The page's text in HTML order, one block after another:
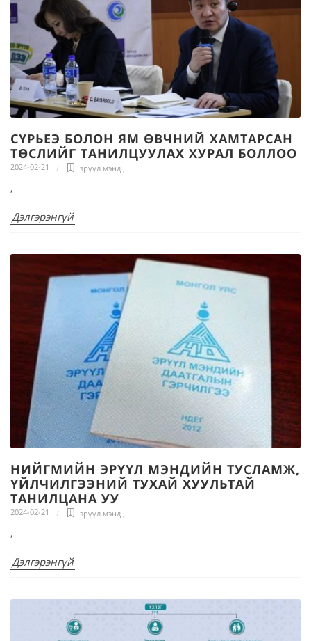
СҮРЬЕЭ БОЛОН ЯМ ӨВЧНИЙ ХАМТАРСАН
ТӨСЛИЙГ ТАНИЛЦУУЛАХ ХУРАЛ БОЛЛОО
2024-02-21 эрүүл мэнд ,
,
Дэлгэрэнгүй
НИЙГМИЙН ЭРҮҮЛ МЭНДИЙН ТУСЛАМЖ,
ҮЙЛЧИЛГЭЭНИЙ ТУХАЙ ХУУЛЬТАЙ
ТАНИЛЦАНА УУ
2024-02-21 эрүүл мэнд ,
,
Дэлгэрэнгүй